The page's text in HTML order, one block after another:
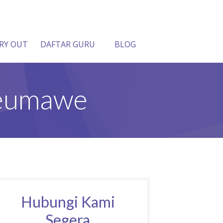
OUT DAFTAR GURU BLOG
Hubungi Kami